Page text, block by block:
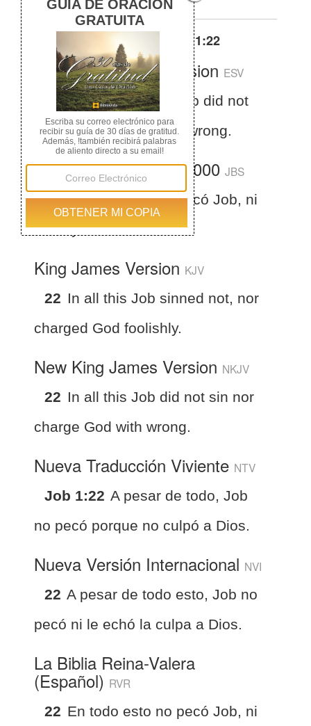
Otras traducciones de Job 1:22
English Standard Version ESV
Job 1:22 In all this Job did not
sin or charge God with wrong.
La Biblia del Jubileo 2000 JBS
22 En todo esto no pecó Job, ni
atribuyó locura a Dios
King James Version KJV
22 In all this Job sinned not, nor
charged God foolishly.
New King James Version NKJV
22 In all this Job did not sin nor
charge God with wrong.
Nueva Traducción Viviente NTV
Job 1:22 A pesar de todo, Job
no pecó porque no culpó a Dios.
Nueva Versión Internacional NVI
22 A pesar de todo esto, Job no
pecó ni le echó la culpa a Dios.
La Biblia Reina-Valera
(Español) RVR
22 En todo esto no pecó Job, ni